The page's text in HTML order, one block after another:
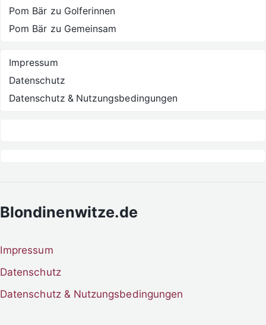
Pom Bär zu Golferinnen
Pom Bär zu Gemeinsam
Impressum
Datenschutz
Datenschutz & Nutzungsbedingungen
Blondinenwitze.de
Impressum
Datenschutz
Datenschutz & Nutzungsbedingungen